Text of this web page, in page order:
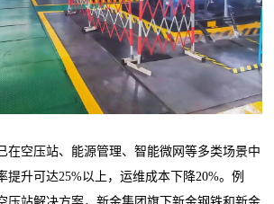
空压站、能源管理、智能微网等多类场景中
提升可达25%以上，运维成本下降20%。例